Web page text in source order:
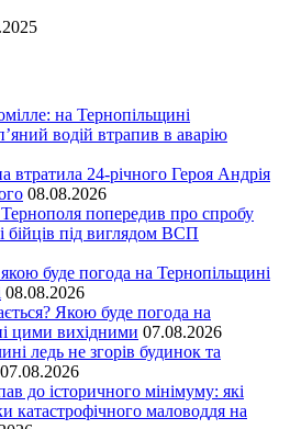
на Тернопільщині
водій втрапив в аварію
втратила 24-річного Героя Андрія
08.08.2026
Тернополя попередив про спробу
бійців під виглядом ВСП
буде погода на Тернопільщині
08.08.2026
Якою буде погода на
цими вихідними 07.08.2026
ледь не згорів будинок та
07.08.2026
до історичного мінімуму: які
катастрофічного маловоддя на